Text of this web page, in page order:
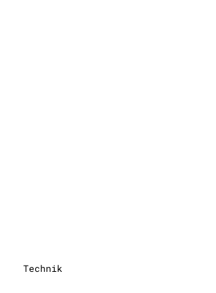
Technik